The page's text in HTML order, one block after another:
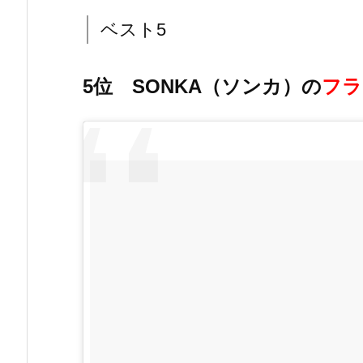
ベスト5
5位 SONKA（ソンカ）のフ